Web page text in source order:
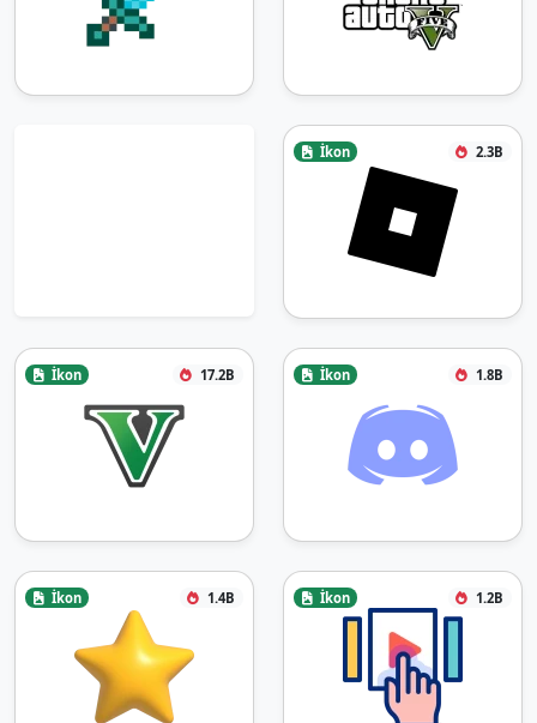
İkon 2.3B
İkon 17.2B İkon 1.8B
İkon 1.4B İkon 1.2B